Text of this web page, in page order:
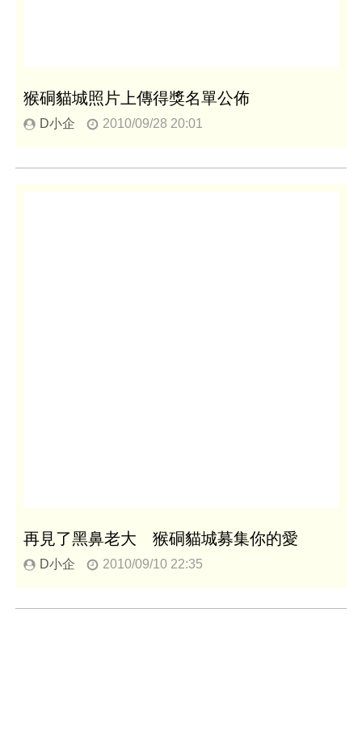
猴硐貓城照片上傳得獎名單公佈
D小企 2010/09/28 20:01
再見了黑鼻老大 猴硐貓城募集你的愛
D小企 2010/09/10 22:35